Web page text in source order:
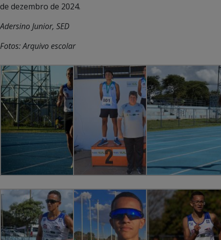
de dezembro de 2024.
Adersino Junior, SED
Fotos: Arquivo escolar